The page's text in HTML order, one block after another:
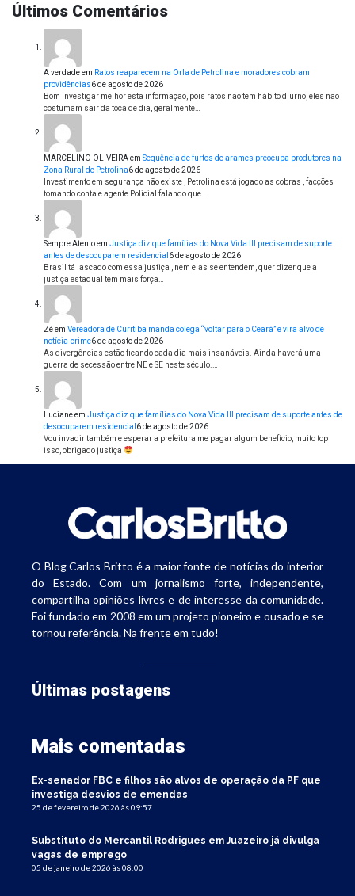
Últimos Comentários
A verdadeem Ratos reaparecem na Orla de Petrolina e moradores cobram
providências6 de agosto de 2026
Bom investigar melhor esta informação, pois ratos não tem hábito diurno, eles não
costumam sair da toca de dia, geralmente…
MARCELINO OLIVEIRAem Sequência de furtos de arames preocupa produtores na
Zona Rural de Petrolina6 de agosto de 2026
Investimento em segurança não existe , Petrolina está jogado as cobras , facções
tomando conta e agente Policial falando que…
Sempre Atentoem Justiça diz que famílias do Nova Vida III precisam de suporte
antes de desocuparem residencial 6 de agosto de 2026
Brasil tá lascado com essa justiça , nem elas se entendem, quer dizer que a
justiça estadual tem mais força…
Zéem Vereadora de Curitiba manda colega “voltar para o Ceará” e vira alvo de
notícia-crime6 de agosto de 2026
As divergências estão ficando cada dia mais insanáveis. Ainda haverá uma
guerra de secessão entre NE e SE neste século.…
Lucianeem Justiça diz que famílias do Nova Vida III precisam de suporte antes de
desocuparem residencial 6 de agosto de 2026
Vou invadir também e esperar a prefeitura me pagar algum benefício, muito top
isso, obrigado justiça
O Blog Carlos Britto é a maior fonte de notícias do interior
do Estado. Com um jornalismo forte, independente,
compartilha opiniões livres e de interesse da comunidade.
Foi fundado em 2008 em um projeto pioneiro e ousado e se
tornou referência. Na frente em tudo!
Últimas postagens
Mais comentadas
Ex-senador FBC e filhos são alvos de operação da PF que
investiga desvios de emendas
25 de fevereiro de 2026 às 09:57
Substituto do Mercantil Rodrigues em Juazeiro já divulga
vagas de emprego
05 de janeiro de 2026 às 08:00